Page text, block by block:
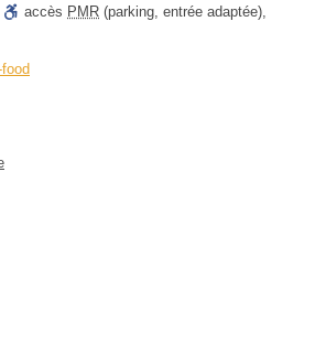
accès PMR (parking, entrée adaptée),